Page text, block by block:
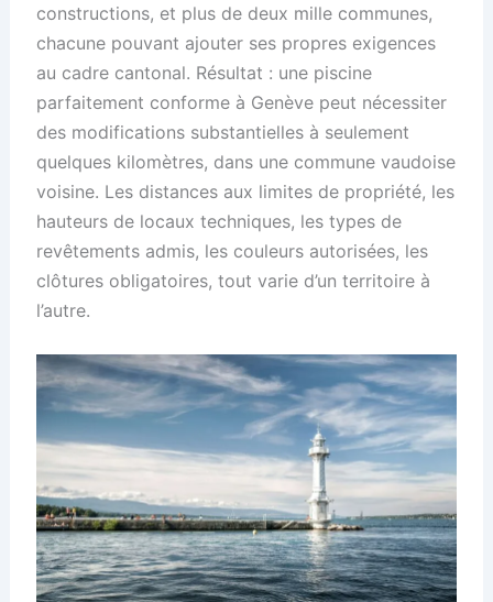
constructions, et plus de deux mille communes,
chacune pouvant ajouter ses propres exigences
au cadre cantonal. Résultat : une piscine
parfaitement conforme à Genève peut nécessiter
des modifications substantielles à seulement
quelques kilomètres, dans une commune vaudoise
voisine. Les distances aux limites de propriété, les
hauteurs de locaux techniques, les types de
revêtements admis, les couleurs autorisées, les
clôtures obligatoires, tout varie d’un territoire à
l’autre.